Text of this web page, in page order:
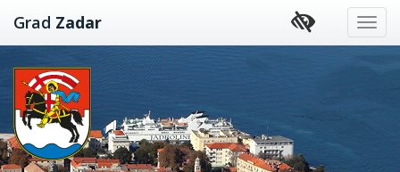
Preskoči
na
Grad Zadar